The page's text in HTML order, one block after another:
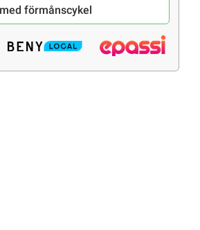
förmånscykel